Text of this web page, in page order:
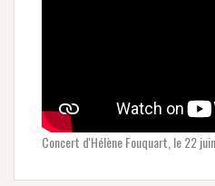
Concert d'Hélène Fouquart, le 22